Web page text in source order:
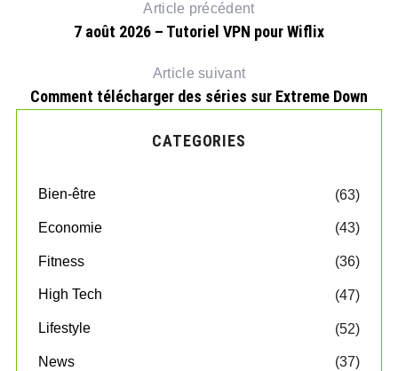
Article précédent
7 août 2026 – Tutoriel VPN pour Wiflix
Article suivant
Comment télécharger des séries sur Extreme Down
CATEGORIES
Bien-être (63)
Economie (43)
Fitness (36)
High Tech (47)
Lifestyle (52)
News (37)